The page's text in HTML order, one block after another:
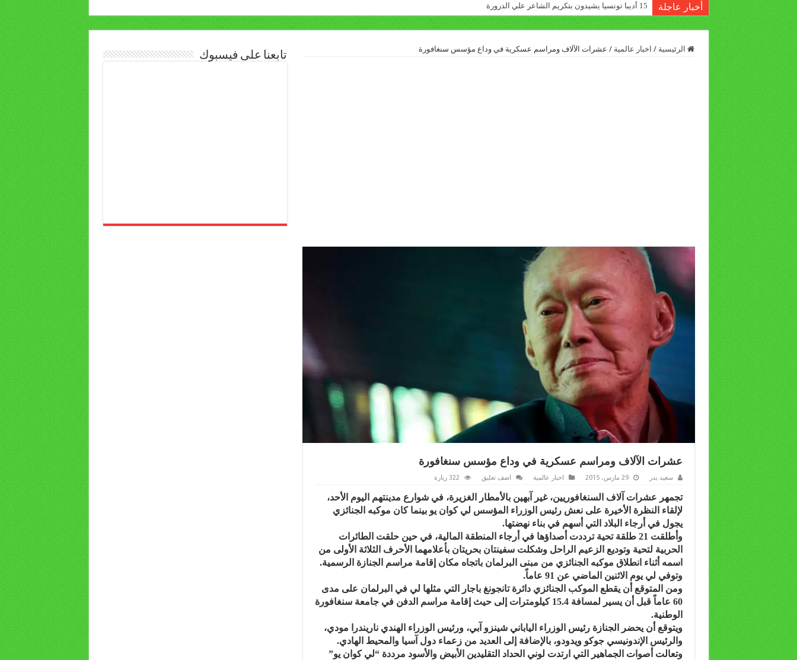
أخبار عاجلة 15 أديبا تونسيا يشيدون بتكريم الشاعر علي الدرورة
الرئيسية / اخبار عالمية / عشرات الآلاف ومراسم عسكرية في وداع مؤسس سنغافورة
عشرات الآلاف ومراسم عسكرية في وداع مؤسس سنغافورة
سعيد بدر 29 مارس، 2015 اخبار عالمية اضف تعليق 322 زيارة
تجمهر عشرات آلاف السنغافوريين، غير آبهين بالأمطار الغزيرة، في شوارع مدينتهم اليوم الأحد،
لإلقاء النظرة الأخيرة على نعش رئيس الوزراء المؤسس لي كوان يو بينما كان موكبه الجنائزي
يجول في أرجاء البلاد التي أسهم في بناء نهضتها.
وأطلقت 21 طلقة تحية ترددت أصداؤها في أرجاء المنطقة المالية، في حين حلقت الطائرات
الحربية لتحية وتوديع الزعيم الراحل وشكلت سفينتان بحريتان بأعلامهما الأحرف الثلاثة الأولى من
اسمه أثناء انطلاق موكبه الجنائزي من مبنى البرلمان باتجاه مكان إقامة مراسم الجنازة الرسمية.
وتوفي لي يوم الاثنين الماضي عن 91 عاماً.
ومن المتوقع أن يقطع الموكب الجنائزي دائرة تانجونغ باجار التي مثلها لي في البرلمان على مدى
60 عاماً قبل أن يسير لمسافة 15.4 كيلومترات إلى حيث إقامة مراسم الدفن في جامعة سنغافورة
الوطنية.
ويتوقع أن يحضر الجنازة رئيس الوزراء الياباني شينزو آبي، ورئيس الوزراء الهندي ناريندرا مودي،
والرئيس الإندونيسي جوكو ويدودو، بالإضافة إلى العديد من زعماء دول آسيا والمحيط الهادي.
وتعالت أصوات الجماهير التي ارتدت لوني الحداد التقليدين الأبيض والأسود مرددة “لي كوان يو”
تابعنا على فيسبوك